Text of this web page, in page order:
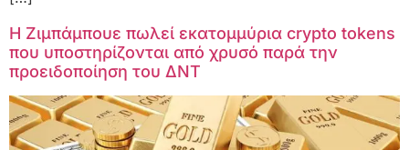
Η Ζιμπάμπουε πωλεί εκατομμύρια crypto tokens
που υποστηρίζονται από χρυσό παρά την
προειδοποίηση του ΔΝΤ